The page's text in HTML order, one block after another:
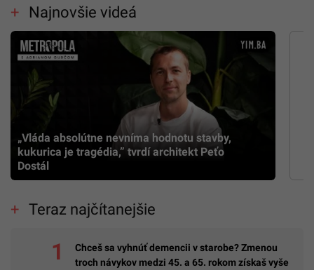
Najnovšie videá
„Vláda absolútne nevníma hodnotu stavby,
kukurica je tragédia,” tvrdí architekt Peťo
Dostál
Teraz najčítanejšie
Chceš sa vyhnúť demencii v starobe? Zmenou
troch návykov medzi 45. a 65. rokom získaš vyše